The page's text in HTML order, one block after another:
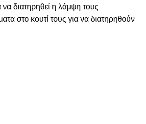
διατηρηθεί η λάμψη τους
στο κουτί τους για να διατηρηθούν